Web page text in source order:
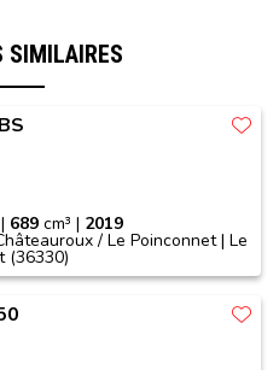
SIMILAIRES
689 cm³ | 2019
/ Le Poinconnet | Le
(36330)